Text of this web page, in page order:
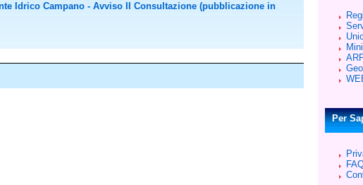
Idrico Campano - Avviso II Consultazione (pubblicazione in
Per